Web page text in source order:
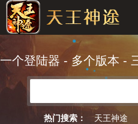
一个登陆器 - 多个版本 -
热门搜索： 天王神途